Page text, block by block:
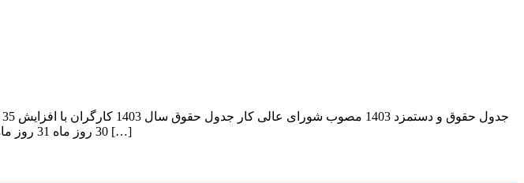
30 روز ماه 31 روز ماه 30 روز ماه 31 روز حقوق پایه (ساعتی) 325.884 325.884 325.884 325.884 حقوق پایه (روزانه) 2.388.728 […]